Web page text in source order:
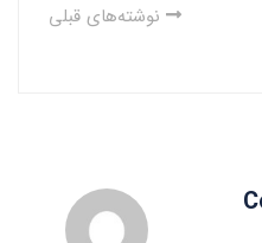
نوشته‌های قبلی